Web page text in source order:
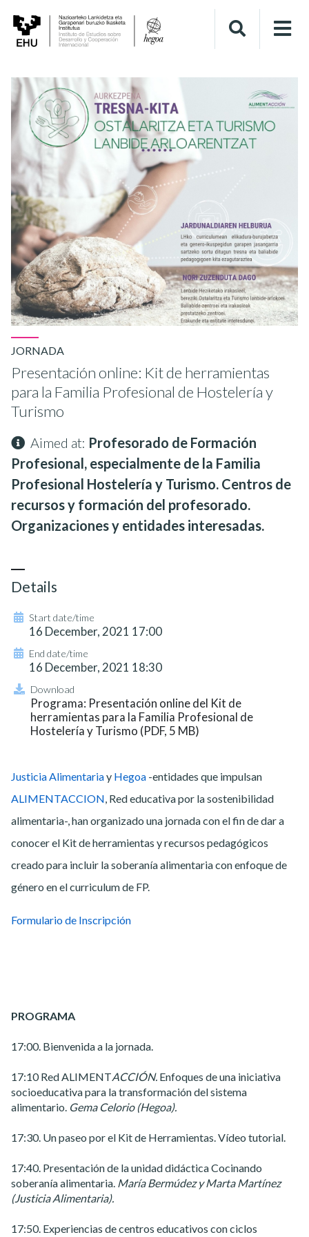
JORNADA
Presentación online: Kit de herramientas
para la Familia Profesional de Hostelería y
Turismo
Aimed at: Profesorado de Formación
Profesional, especialmente de la Familia
Profesional Hostelería y Turismo. Centros de
recursos y formación del profesorado.
Organizaciones y entidades interesadas.
Justicia Alimentariay Hegoa -entidades que impulsan
ALIMENTACCION , Red educativa por la sostenibilidad
alimentaria-, han organizado una jornada con el fin de dar a
conocer el Kit de herramientas y recursos pedagógicos
creado para incluir la soberanía alimentaria con enfoque de
género en el curriculum de FP.
Formulario de Inscripción
PROGRAMA
17:00. Bienvenida a la jornada.
17:10 Red ALIMENTACCIÓN. Enfoques de una iniciativa
socioeducativa para la transformación del sistema
alimentario. Gema Celorio (Hegoa).
17:30. Un paseo por el Kit de Herramientas. Vídeo tutorial.
17:40. Presentación de la unidad didáctica Cocinando
soberanía alimentaria. María Bermúdez y Marta Martínez
(Justicia Alimentaria).
17:50. Experiencias de centros educativos con ciclos
Details
Start date/time
16 December, 2021 17:00
End date/time
16 December, 2021 18:30
Download
Programa: Presentación online del Kit de
herramientas para la Familia Profesional de
Hostelería y Turismo (PDF, 5 MB)